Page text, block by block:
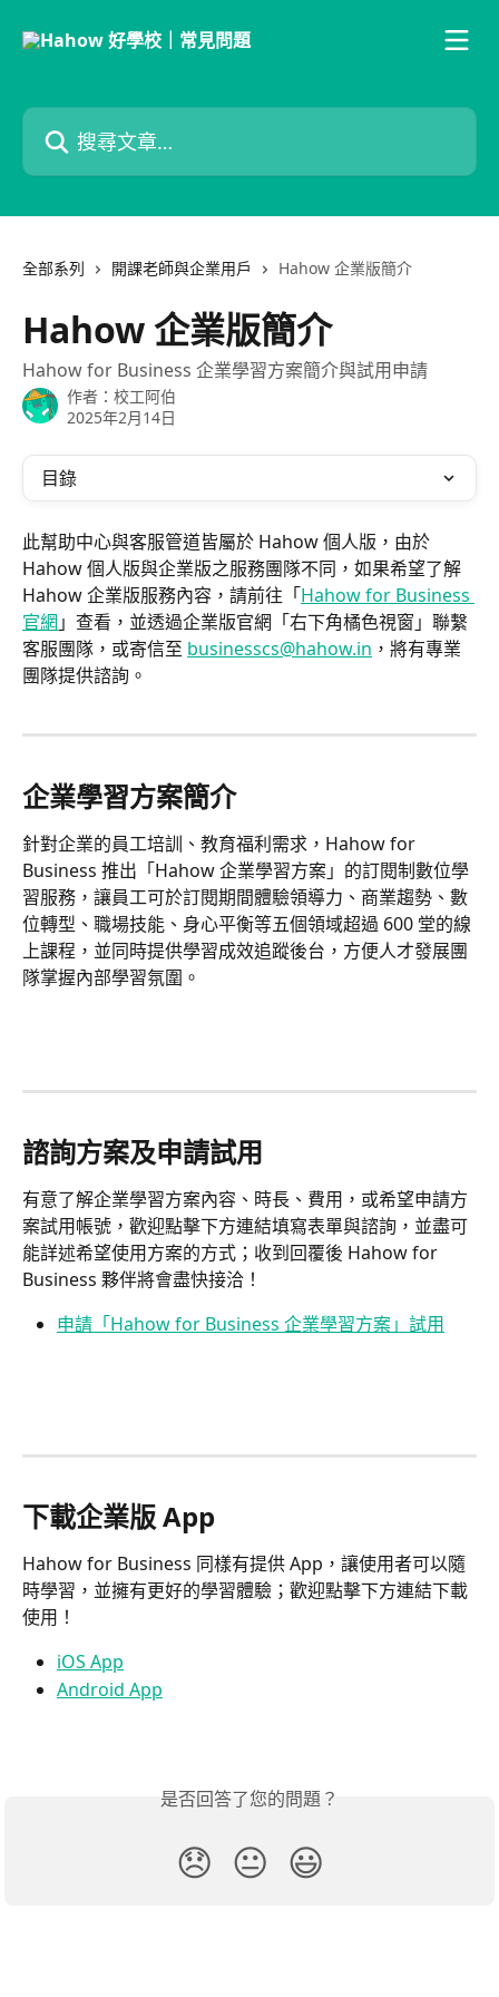
搜尋文章…
全部系列 開課老師與企業用戶 Hahow 企業版簡介
Hahow 企業版簡介
Hahow for Business 企業學習方案簡介與試用申請
作者： 校工阿伯
2025年2月14日
目錄
此幫助中心與客服管道皆屬於 Hahow 個人版，由於
Hahow 個人版與企業版之服務團隊不同，如果希望了解
Hahow 企業版服務內容，請前往「Hahow for Business
官網 」查看，並透過企業版官網「右下角橘色視窗」聯繫
客服團隊，或寄信至 businesscs@hahow.in ，將有專業
團隊提供諮詢。
企業學習方案簡介
針對企業的員工培訓、教育福利需求，Hahow for
Business 推出「Hahow 企業學習方案」的訂閱制數位學
習服務，讓員工可於訂閱期間體驗領導力、商業趨勢、數
位轉型、職場技能、身心平衡等五個領域超過 600 堂的線
上課程，並同時提供學習成效追蹤後台，方便人才發展團
隊掌握內部學習氛圍。
諮詢方案及申請試用
有意了解企業學習方案內容、時長、費用，或希望申請方
案試用帳號，歡迎點擊下方連結填寫表單與諮詢，並盡可
能詳述希望使用方案的方式；收到回覆後 Hahow for
Business 夥伴將會盡快接洽！
申請「Hahow for Business 企業學習方案」試用
下載企業版 App
Hahow for Business 同樣有提供 App，讓使用者可以隨
時學習，並擁有更好的學習體驗；歡迎點擊下方連結下載
使用！
iOS App
Android App
是否回答了您的問題？
😞 😐 😃